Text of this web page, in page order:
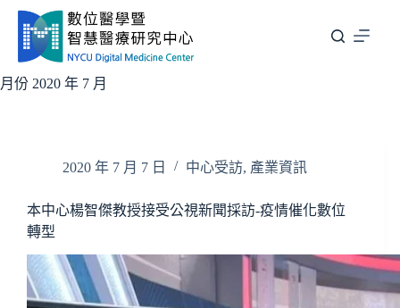
要
月份 2020 年 7 月
2020 年 7 月 7 日 中心受訪, 產業資訊
本中心楊智傑教授接受公視新聞採訪-疫情催化數位
轉型